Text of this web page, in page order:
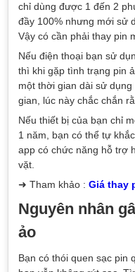
chỉ dùng được 1 đến 2
đầy 100% nhưng mới sử
Vậy có cần phải thay pin
Nếu điện thoại bạn sử
thì khi gặp tình trạng pin
một thời gian dài sử
gian, lúc này chắc chắn
Nếu thiết bị của bạn chỉ
1 năm, bạn có thể tự
app có chức năng hỗ trợ
vặt.
➜ Tham khảo : Giá thay
Nguyên nhân
ảo
Bạn có thói quen sạc pin